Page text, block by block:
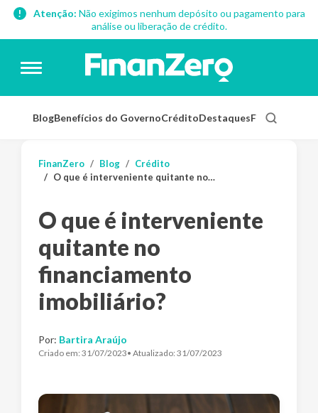
Atenção: Não exigimos nenhum depósito ou pagamento para
análise ou liberação de crédito.
BlogBenefícios do GovernoCréditoDestaquesFinanças
FinanZero Blog
Crédito
O que é interveniente quitante no financiamento imobiliário?
O que é interveniente
quitante no
financiamento
imobiliário?
Por: Bartira Araújo
Criado em: 31/07/2023• Atualizado: 31/07/2023